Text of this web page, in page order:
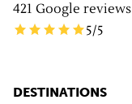
421 Google reviews
5/5
DESTINATIONS